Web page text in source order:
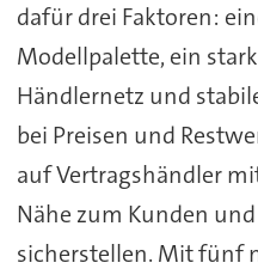
dafür drei Faktoren:
Modellpalette, ein
Händlernetz und
bei Preisen und
auf Vertragshändler
Nähe zum Kunden
sicherstellen. Mit fünf